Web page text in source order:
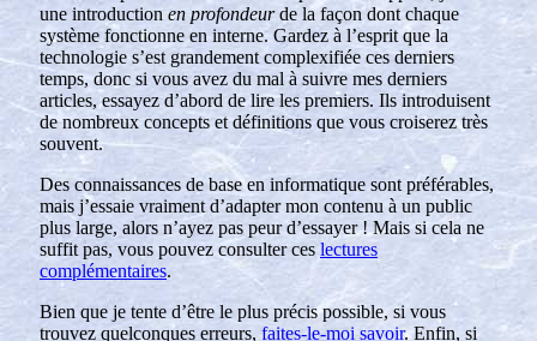
une introduction en profondeurde la façon dont chaque
système fonctionne en interne. Gardez à l’esprit que la
technologie s’est grandement complexifiée ces derniers
temps, donc si vous avez du mal à suivre mes derniers
articles, essayez d’abord de lire les premiers. Ils introduisent
de nombreux concepts et définitions que vous croiserez très
souvent.
Des connaissances de base en informatique sont préférables,
mais j’essaie vraiment d’adapter mon contenu à un public
plus large, alors n’ayez pas peur d’essayer ! Mais si cela ne
suffit pas, vous pouvez consulter ces lectures
complémentaires.
Bien que je tente d’être le plus précis possible, si vous
trouvez quelconques erreurs, faites-le-moi savoir. Enfin, si